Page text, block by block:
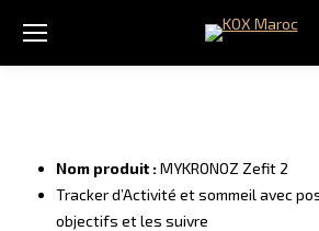
Nom produit :MYKRONOZ Zefit 2
Tracker d’Activité et sommeil avec
objectifs et les suivre